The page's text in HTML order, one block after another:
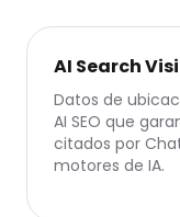
AI Search
Datos de
AI SEO que
citados por
motores de IA.